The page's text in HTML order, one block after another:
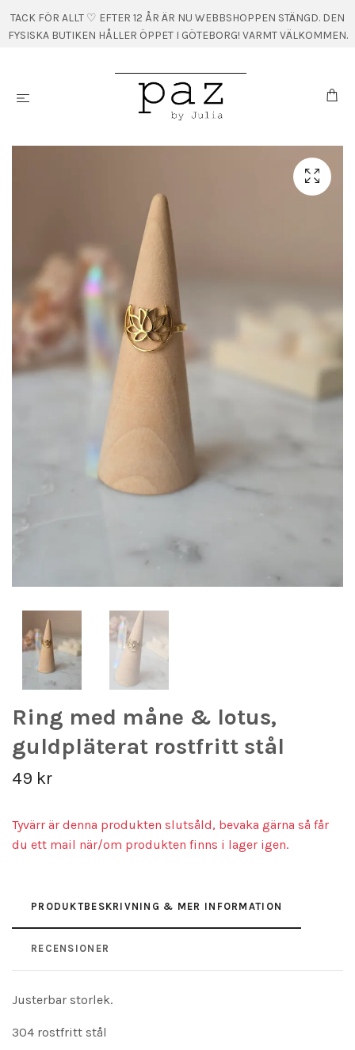
TACK FÖR ALLT ♡ EFTER 12 ÅR ÄR NU WEBBSHOPPEN STÄNGD. DEN
FYSISKA BUTIKEN HÅLLER ÖPPET I GÖTEBORG! VARMT VÄLKOMMEN.
Ring med måne & lotus,
guldpläterat rostfritt stål
49 kr
Tyvärr är denna produkten slutsåld, bevaka gärna så får
du ett mail när/om produkten finns i lager igen.
PRODUKTBESKRIVNING & MER INFORMATION
RECENSIONER
Justerbar storlek.
304 rostfritt stål